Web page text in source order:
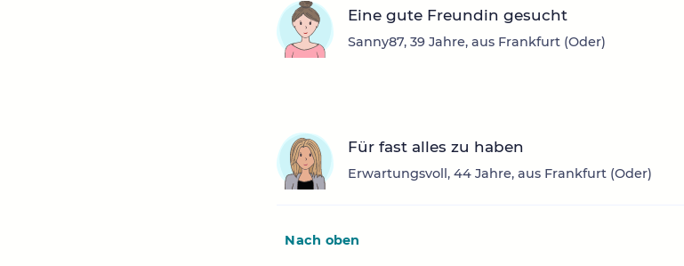
Eine gute Freundin gesucht
Sanny87, 39 Jahre, aus Frankfurt (Oder)
Für fast alles zu haben
Erwartungsvoll, 44 Jahre, aus Frankfurt (Oder)
Nach oben